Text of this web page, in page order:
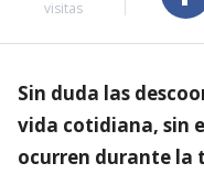
visitas
Sin duda las
vida cotidiana, sin
ocurren durante la